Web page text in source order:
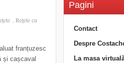
, Rețete cu
franțuzesc
și cașcaval
Pagini
Contact
Despre
La masa